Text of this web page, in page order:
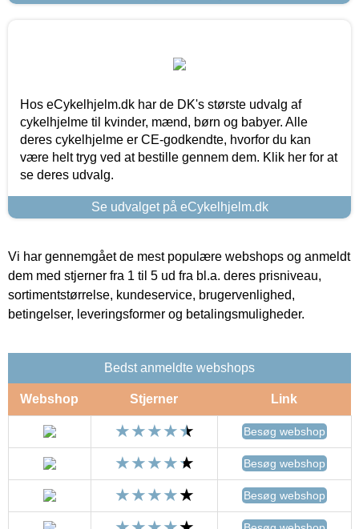
Hos eCykelhjelm.dk har de DK's største udvalg af
cykelhjelme til kvinder, mænd, børn og babyer. Alle
deres cykelhjelme er CE-godkendte, hvorfor du kan
være helt tryg ved at bestille gennem dem. Klik her for at
se deres udvalg.
Se udvalget på eCykelhjelm.dk
Vi har gennemgået de mest populære webshops og anmeldt
dem med stjerner fra 1 til 5 ud fra bl.a. deres prisniveau,
sortimentstørrelse, kundeservice, brugervenlighed,
betingelser, leveringsformer og betalingsmuligheder.
Bedst anmeldte webshops
Webshop Stjerner Link
Besøg webshop
Besøg webshop
Besøg webshop